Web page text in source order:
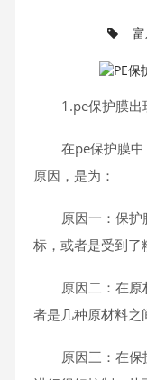
1.pe保护膜出
在pe保护膜
原因，是为：
原因一：保
标，或者是受到了
原因二：在
者是几种原材料之
原因三：在